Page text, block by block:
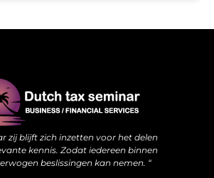
zij blijft zich inzetten voor het delen
kennis. Zodat iedereen binnen
beslissingen kan nemen. “